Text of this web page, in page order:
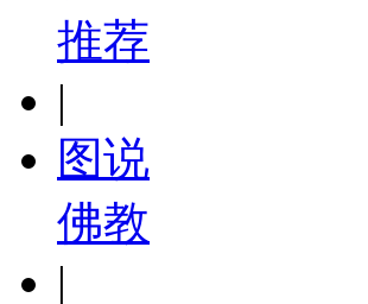
推荐
|
图说
佛教
|